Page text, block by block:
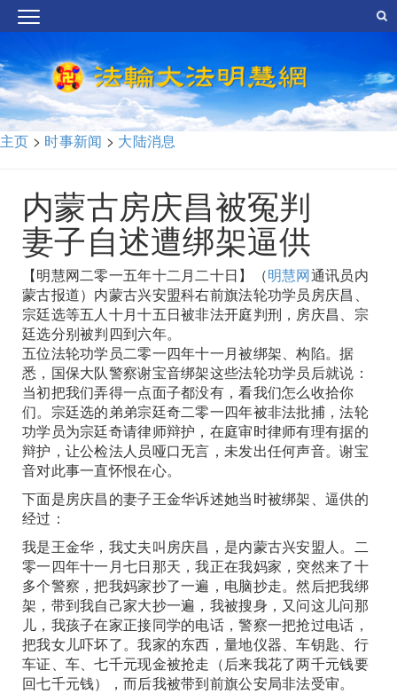
主页 > 时事新闻 > 大陆消息
内蒙古房庆昌被冤判
妻子自述遭绑架逼供
【明慧网二零一五年十二月二十日】（明慧网通讯员内
蒙古报道）内蒙古兴安盟科右前旗法轮功学员房庆昌、
宗廷选等五人十月十五日被非法开庭判刑，房庆昌、宗
廷选分别被判四到六年。
五位法轮功学员二零一四年十一月被绑架、构陷。据
悉，国保大队警察谢宝音绑架这些法轮功学员后就说：
当初把我们弄得一点面子都没有，看我们怎么收拾你
们。宗廷选的弟弟宗廷奇二零一四年被非法批捕，法轮
功学员为宗廷奇请律师辩护，在庭审时律师有理有据的
辩护，让公检法人员哑口无言，未发出任何声音。谢宝
音对此事一直怀恨在心。
下面是房庆昌的妻子王金华诉述她当时被绑架、逼供的
经过：
我是王金华，我丈夫叫房庆昌，是内蒙古兴安盟人。二
零一四年十一月七日那天，我正在我妈家，突然来了十
多个警察，把我妈家抄了一遍，电脑抄走。然后把我绑
架，带到我自己家大抄一遍，我被搜身，又问这儿问那
儿，我孩子在家正接同学的电话，警察一把抢过电话，
把我女儿吓坏了。我家的东西，量地仪器、车钥匙、行
车证、车、七千元现金被抢走（后来我花了两千元钱要
回七千元钱），而后我被带到前旗公安局非法受审。